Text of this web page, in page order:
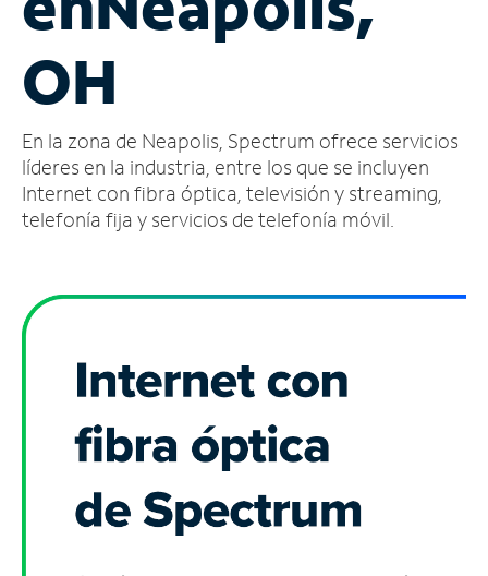
cuenta
Encuentra
tienda
OH
En la zona de Neapolis, Spectrum ofrece servicios
líderes en la industria, entre los que se incluyen
Internet con fibra óptica, televisión y streaming,
telefonía fija y servicios de telefonía móvil.